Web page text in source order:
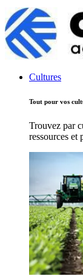
Cultures
Tout pour vos
Trouvez par
ressources et